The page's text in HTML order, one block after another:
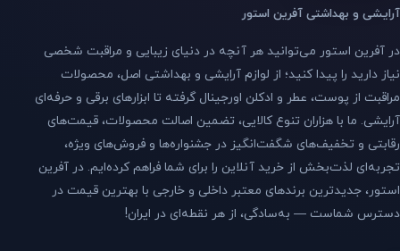
آرایشی و بهداشتی آفرین استور
در آفرین استور می‌توانید هر آنچه در دنیای زیبایی و مراقبت شخصی
نیاز دارید را پیدا کنید؛ از لوازم آرایشی و بهداشتی اصل، محصولات
مراقبت از پوست، عطر و ادکلن اورجینال گرفته تا ابزارهای برقی و حرفه‌ای
آرایشی. ما با هزاران تنوع کالایی، تضمین اصالت محصولات، قیمت‌های
رقابتی و تخفیف‌های شگفت‌انگیز در جشنواره‌ها و فروش‌های ویژه،
تجربه‌ای لذت‌بخش از خرید آنلاین را برای شما فراهم کرده‌ایم. در آفرین
استور، جدیدترین برندهای معتبر داخلی و خارجی با بهترین قیمت در
دسترس شماست — به‌سادگی، از هر نقطه‌ای در ایران!